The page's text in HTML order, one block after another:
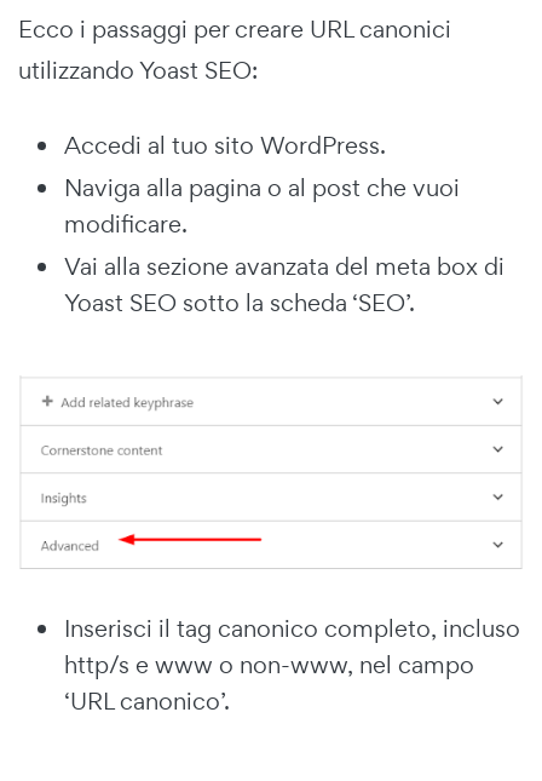
Ecco i passaggi per creare URL canonici
utilizzando Yoast SEO:
Accedi al tuo sito WordPress.
Naviga alla pagina o al post che vuoi
modificare.
Vai alla sezione avanzata del meta box di
Yoast SEO sotto la scheda ‘SEO’.
Inserisci il tag canonico completo, incluso
http/s e www o non-www, nel campo
‘URL canonico’.